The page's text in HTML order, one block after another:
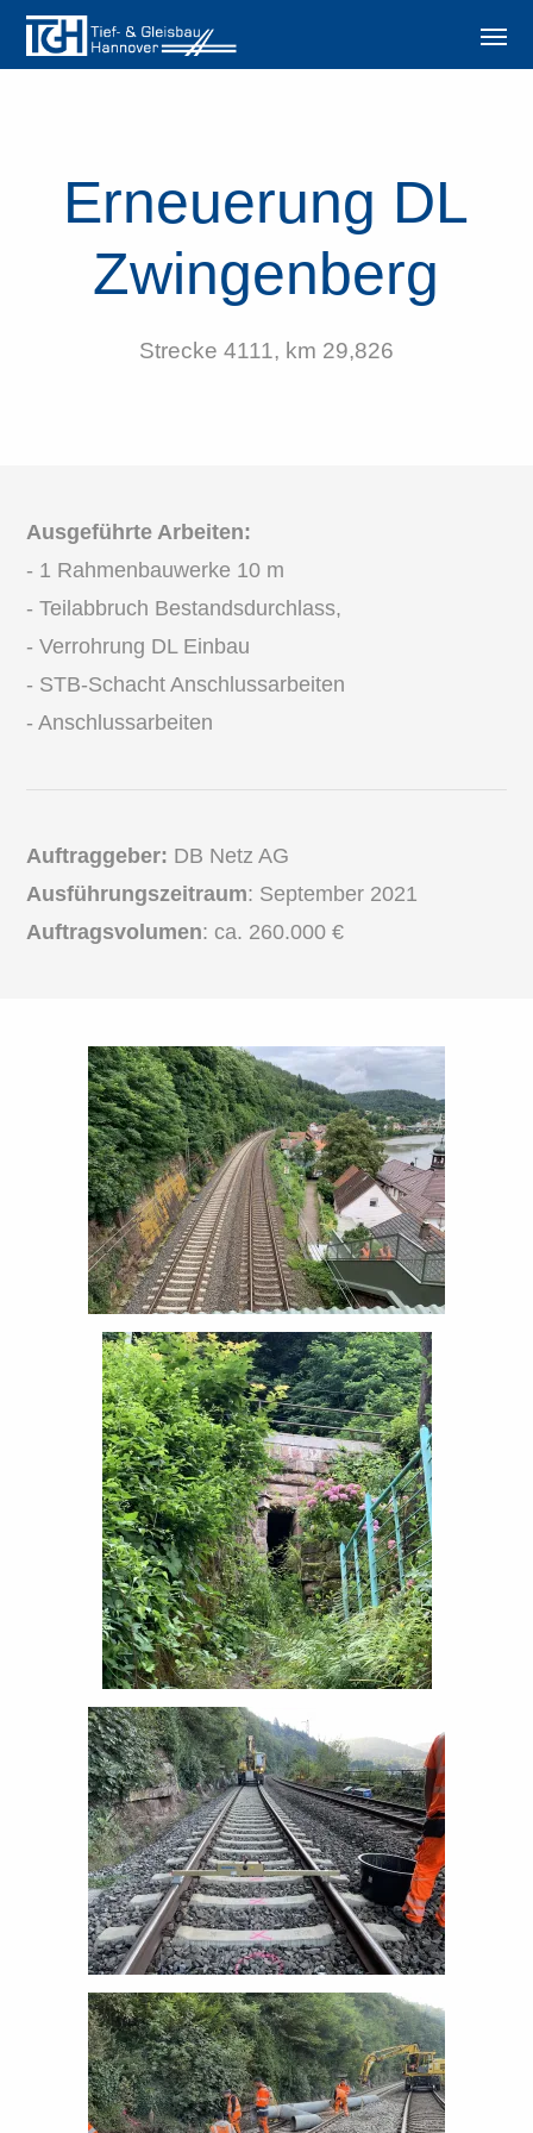
Erneuerung DL
Zwingenberg
Strecke 4111, km 29,826
Ausgeführte Arbeiten:
- 1 Rahmenbauwerke 10 m
- Teilabbruch Bestandsdurchlass,
- Verrohrung DL Einbau
- STB-Schacht Anschlussarbeiten
- Anschlussarbeiten
Auftraggeber: DB Netz AG
Ausführungszeitraum: September 2021
Auftragsvolumen: ca. 260.000 €